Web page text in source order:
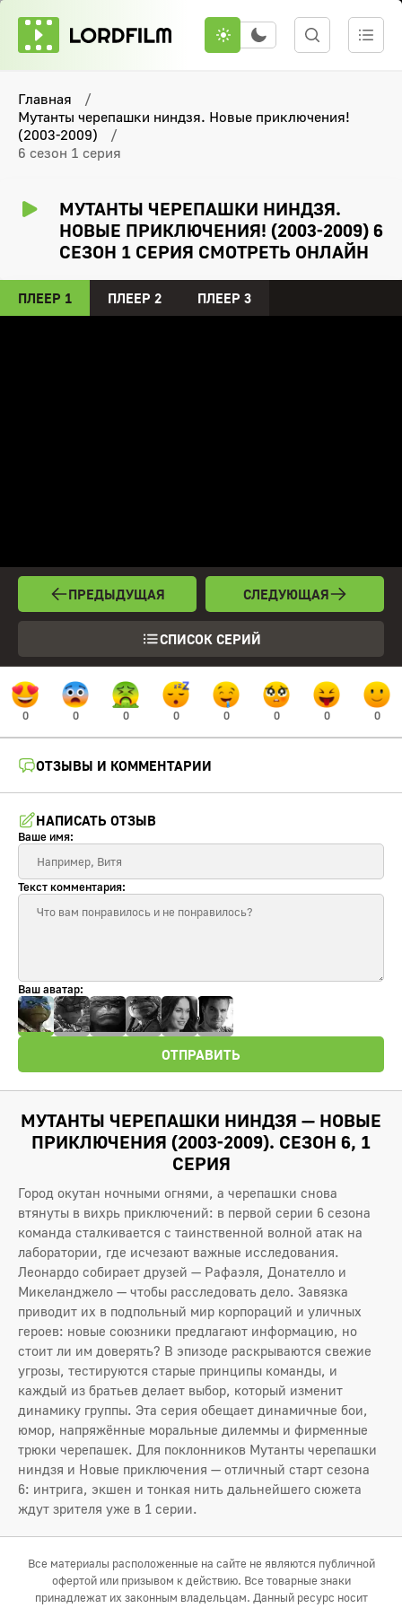
Главная
Мутанты черепашки ниндзя. Новые приключения!
(2003-2009)
6 сезон 1 серия
МУТАНТЫ ЧЕРЕПАШКИ НИНДЗЯ.
НОВЫЕ ПРИКЛЮЧЕНИЯ! (2003-2009) 6
СЕЗОН 1 СЕРИЯ СМОТРЕТЬ ОНЛАЙН
ПЛЕЕР 1 ПЛЕЕР 2 ПЛЕЕР 3
ПРЕДЫДУЩАЯ
СПИСОК СЕРИЙ
СЛЕДУЮЩАЯ
0 0 0 0 0 0 0 0
ОТЗЫВЫ И КОММЕНТАРИИ
НАПИСАТЬ ОТЗЫВ
Ваше имя:
Текст комментария:
Ваш аватар:
ОТПРАВИТЬ
МУТАНТЫ ЧЕРЕПАШКИ НИНДЗЯ — НОВЫЕ
ПРИКЛЮЧЕНИЯ (2003-2009). СЕЗОН 6, 1
СЕРИЯ
Город окутан ночными огнями, а черепашки снова
втянуты в вихрь приключений: в первой серии 6 сезона
команда сталкивается с таинственной волной атак на
лаборатории, где исчезают важные исследования.
Леонардо собирает друзей — Рафаэля, Донателло и
Микеланджело — чтобы расследовать дело. Завязка
приводит их в подпольный мир корпораций и уличных
героев: новые союзники предлагают информацию, но
стоит ли им доверять? В эпизоде раскрываются свежие
угрозы, тестируются старые принципы команды, и
каждый из братьев делает выбор, который изменит
динамику группы. Эта серия обещает динамичные бои,
юмор, напряжённые моральные дилеммы и фирменные
трюки черепашек. Для поклонников Мутанты черепашки
ниндзя и Новые приключения — отличный старт сезона
6: интрига, экшен и тонкая нить дальнейшего сюжета
ждут зрителя уже в 1 серии.
Все материалы расположенные на сайте не являются публичной
офертой или призывом к действию. Все товарные знаки
принадлежат их законным владельцам. Данный ресурс носит